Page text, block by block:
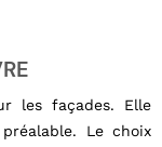
les façades. Elle
Le choix